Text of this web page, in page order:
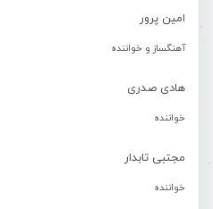
امین پرور
آهنگساز و خواننده
هادی صدری
خواننده
مجتبی تابدار
خواننده